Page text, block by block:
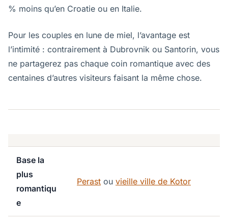
% moins qu’en Croatie ou en Italie.
Pour les couples en lune de miel, l’avantage est
l’intimité : contrairement à Dubrovnik ou Santorin, vous
ne partagerez pas chaque coin romantique avec des
centaines d’autres visiteurs faisant la même chose.
Base la
plus
romantiqu
e
Perast ou vieille ville de Kotor